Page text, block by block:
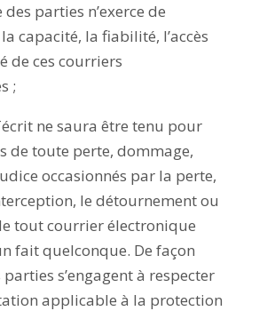
parties n’exerce de
capacité, la fiabilité, l’accès
de ces courriers
;
ne saura être tenu pour
de toute perte, dommage,
occasionnés par la perte,
le détournement ou
tout courrier électronique
fait quelconque. De façon
s’engagent à respecter
applicable à la protection